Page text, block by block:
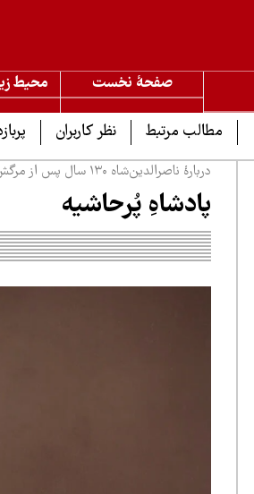
صفحۀ نخست محیط
مطالب مرتبط نظر کاربران
دربارۀ ناصرالدین‌شاه ۱۳۰ سال پس از مرگش
پادشاهِ پُرحاشیه